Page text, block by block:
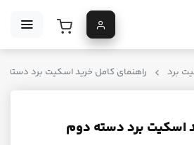
برد راهنمای کامل خرید اسکیت برد دسته
اسکیت برد دسته دوم